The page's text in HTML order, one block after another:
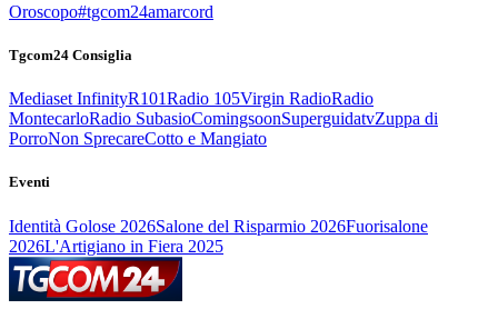
Oroscopo#tgcom24amarcord
Tgcom24 Consiglia
Mediaset InfinityR101Radio 105Virgin RadioRadio
MontecarloRadio SubasioComingsoonSuperguidatvZuppa di
PorroNon SprecareCotto e Mangiato
Eventi
Identità Golose 2026Salone del Risparmio 2026Fuorisalone
2026L'Artigiano in Fiera 2025